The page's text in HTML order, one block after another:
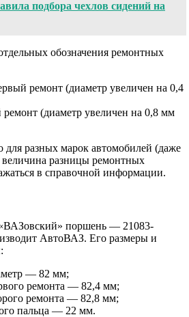
подбора чехлов сидений на
обозначения ремонтных
ремонт (диаметр увеличен на 0,4
(диаметр увеличен на 0,8 мм
для разных марок автомобилей (даже
величина разницы ремонтных
в справочной информации.
поршень — 21083-
АвтоВАЗ. Его размеры и
— 82 мм;
ремонта — 82,4 мм;
ремонта — 82,8 мм;
пальца — 22 мм.